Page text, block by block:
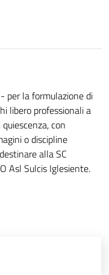
per la formulazione di
libero professionali a
con
o discipline
alla SC
Asl Sulcis Iglesiente.